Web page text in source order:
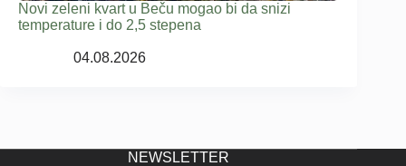
Novi zeleni kvart u Beču mogao bi da snizi
temperature i do 2,5 stepena
04.08.2026
NEWSLETTER